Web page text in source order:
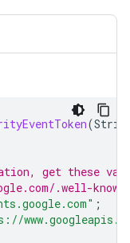
(
get these
.well-
;